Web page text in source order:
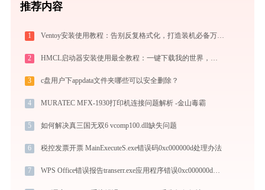
推荐内容
1 Ventoy安装使用教程：告别反复格式化，打造装机必备万能U盘启动盘
2 HMCL启动器安装使用最全教程：一键下载我的世界，轻松搞定Mod与Java配置
3 c盘用户下appdata文件夹哪些可以安全删除？
4 MURATEC MFX-1930打印机连接问题解析 -金山毒霸
5 如何解决真三国无双6 vcomp100.dll缺失问题
6 税控发票开票 MainExecuteS.exe错误码0xc000000d处理办法
7 WPS Office错误报告transerr.exe应用程序错误0xc000000d解决方法